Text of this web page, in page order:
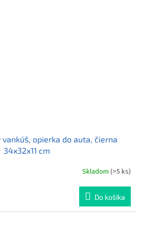
vankúš, opierka do auta, čierna
34x32x11 cm
Skladom(>5 ks)
Do košíka